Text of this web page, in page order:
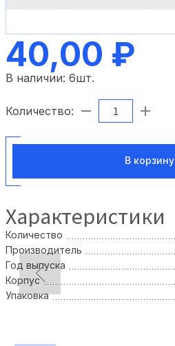
40,00 ₽
В наличии: 6шт.
Количество:
В корзину
Характеристики
Количество
Производитель
Год выпуска
Корпус
Упаковка